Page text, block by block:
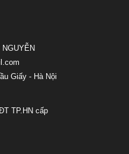
Giấy - Hà Nội
TP.HN cấp